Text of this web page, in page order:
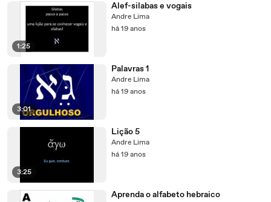
1:25
Alef-silabas e vogais
Andre Lima
há 19 anos
3:01
Palavras 1
Andre Lima
há 19 anos
3:25
Lição 5
Andre Lima
há 19 anos
Aprenda o alfabeto hebraico